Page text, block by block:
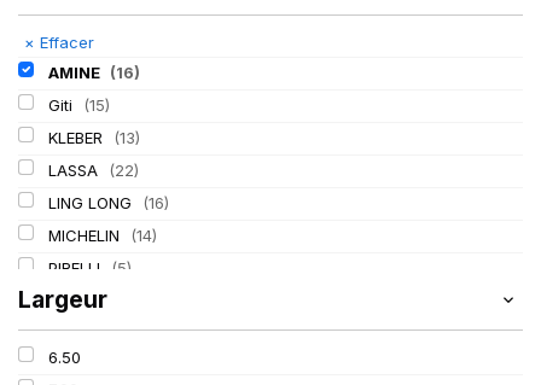
× Effacer
AMINE (16)
Giti
(15)
KLEBER
(13)
LASSA
(22)
LING LONG
(16)
MICHELIN
(14)
PIRELLI
(5)
TIGAR (2)
Largeur
6.50